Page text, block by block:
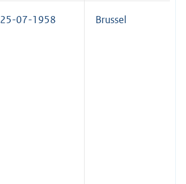
25-07-1958 Brussel